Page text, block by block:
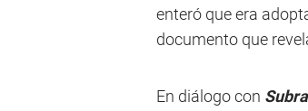
enteró que era
documento que
En diálogo con